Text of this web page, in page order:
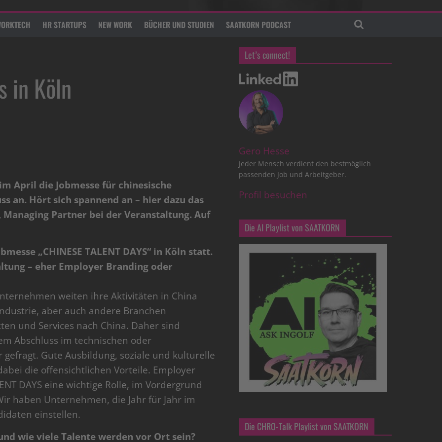
HR STARTUPS NEW WORK BÜCHER UND STUDIEN SAATKORN PODCAST
in Köln
April die Jobmesse für chinesische
an. Hört sich spannend an – hier dazu das
Managing Partner bei der Veranstaltung. Auf
„CHINESE TALENT DAYS“ in Köln statt.
– eher Employer Branding oder
weiten ihre Aktivitäten in China
aber auch andere Branchen
und Services nach China. Daher sind
Abschluss im technischen oder
Gute Ausbildung, soziale und kulturelle
die offensichtlichen Vorteile. Employer
DAYS eine wichtige Rolle, im Vordergrund
haben Unternehmen, die Jahr für Jahr im
einstellen.
wie viele Talente werden vor Ort sein?
Let’s connect!
Gero Hesse
Jeder Mensch verdient den bestmöglich
passenden Job und Arbeitgeber.
Profil besuchen
Die AI Playlist von SAATKORN
Die CHRO-Talk Playlist von SAATKORN